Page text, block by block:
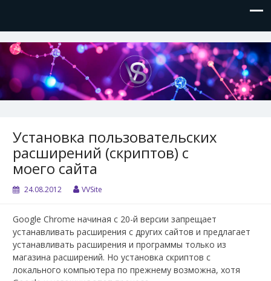
VVSite
Кое-что обо мне и о технологиях, которые я использую.
Установка пользовательских
расширений (скриптов) с
моего сайта
24.08.2012 VVSite
Google Chrome начиная с 20-й версии запрещает
устанавливать расширения с других сайтов и предлагает
устанавливать расширения и программы только из
магазина расширений. Но установка скриптов с
локального компьютера по прежнему возможна, хотя